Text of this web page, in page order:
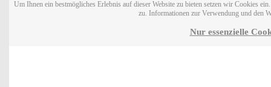
Um Ihnen ein bestmögliches Erlebnis auf dieser Website zu bieten setzen wir Cookies
zu. Informationen zur Verwendung und den
Nur essenzielle